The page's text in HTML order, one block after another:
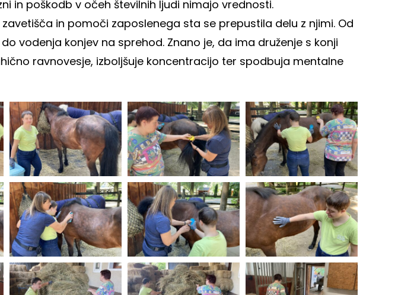
in poškodb v očeh številnih ljudi nimajo vrednosti.
in pomoči zaposlenega sta se prepustila delu z njimi. Od
vodenja konjev na sprehod. Znano je, da ima druženje s konji
ravnovesje, izboljšuje koncentracijo ter spodbuja mentalne